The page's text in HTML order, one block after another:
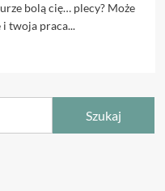
bolą cię… plecy? Może
i twoja praca...